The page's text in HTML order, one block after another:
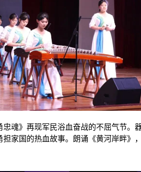
魂》再现军民浴血奋战的不屈气节
家国的热血故事。朗诵《黄河岸畔》